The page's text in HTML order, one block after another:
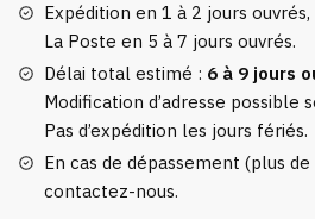
Expédition en 1 à 2 jours
La Poste en 5 à 7 jours ouvrés.
Délai total estimé : 6 à 9 jours
Modification d’adresse possible
Pas d’expédition les jours fériés.
En cas de dépassement (plus
contactez-nous.